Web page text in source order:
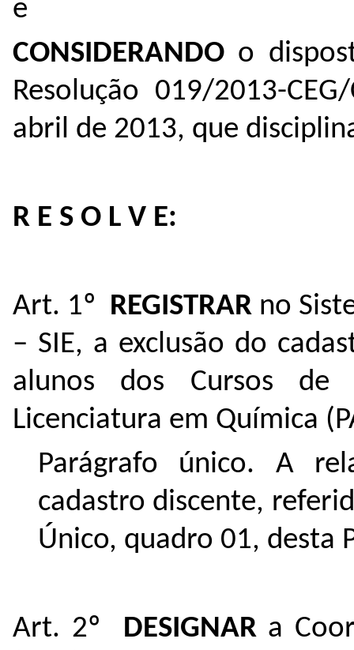
e
CONSIDERANDO o
Resolução 019/2013-CEG/
abril de 2013, que
R E S O L V E:
Art. 1º REGISTRAR no
– SIE, a exclusão do
alunos dos Cursos de
Licenciatura em Química
Parágrafo único. A
cadastro discente,
Único, quadro 01, desta
Art. 2º DESIGNARa